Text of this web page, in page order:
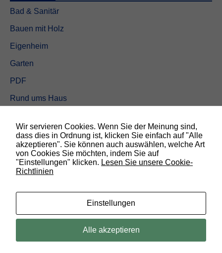
Bad & Sanitär
Bauen mit Holz
Eigenheim
Garten
PDF
Rund ums Haus
Sicherheit
SUCHEN
© 2019 Bauland Magazin Braunschweig, Peine & Wolfsburg. All rights
Wir servieren Cookies. Wenn Sie der Meinung sind,
dass dies in Ordnung ist, klicken Sie einfach auf "Alle
akzeptieren". Sie können auch auswählen, welche Art
von Cookies Sie möchten, indem Sie auf
"Einstellungen" klicken. Lesen Sie unsere Cookie-
Richtlinien
Einstellungen
Alle akzeptieren
e
n
i
g